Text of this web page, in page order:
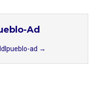
Ad
ad →